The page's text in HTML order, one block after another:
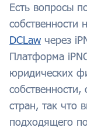
Есть вопросы
собственности
DCLaw через
Платформа
юридических
стран, так что
подходящего